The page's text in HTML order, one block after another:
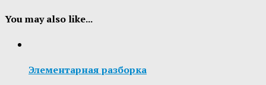
You may also like...
Элементарная разборка